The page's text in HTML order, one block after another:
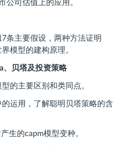
公司估值上的应用。
条主要假设，两种方法证明
模型的建构原理。
、贝塔及投资策略
的主要区别和类同点。
运用，了解聪明贝塔策略的含
生的capm模型变种。